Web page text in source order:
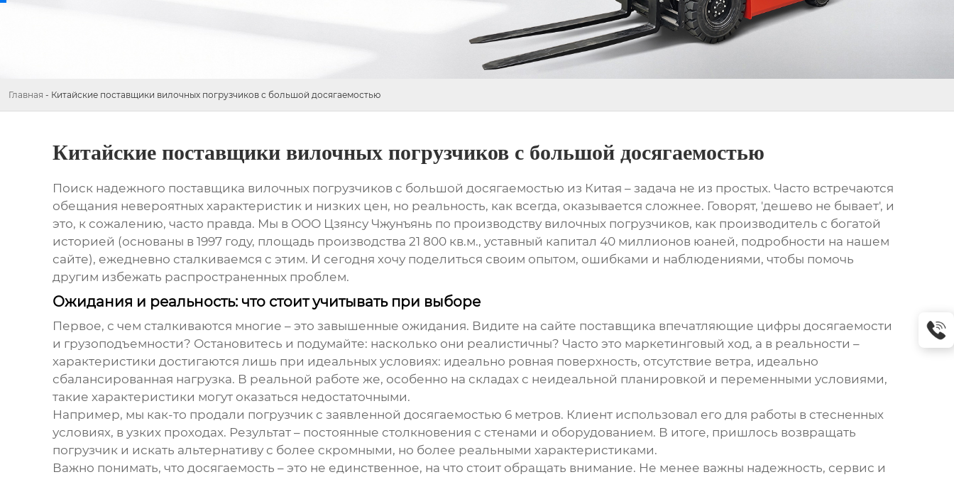
Главная - Китайские поставщики вилочных погрузчиков с большой досягаемостью
Китайские поставщики вилочных погрузчиков с большой досягаемостью
Поиск надежного поставщика вилочных погрузчиков с большой досягаемостью из Китая – задача не из простых. Часто встречаются
обещания невероятных характеристик и низких цен, но реальность, как всегда, оказывается сложнее. Говорят, 'дешево не бывает', и
это, к сожалению, часто правда. Мы в ООО Цзянсу Чжунъянь по производству вилочных погрузчиков, как производитель с богатой
историей (основаны в 1997 году, площадь производства 21 800 кв.м., уставный капитал 40 миллионов юаней, подробности на нашем
сайте), ежедневно сталкиваемся с этим. И сегодня хочу поделиться своим опытом, ошибками и наблюдениями, чтобы помочь
другим избежать распространенных проблем.
Ожидания и реальность: что стоит учитывать при выборе
Первое, с чем сталкиваются многие – это завышенные ожидания. Видите на сайте поставщика впечатляющие цифры досягаемости
и грузоподъемности? Остановитесь и подумайте: насколько они реалистичны? Часто это маркетинговый ход, а в реальности –
характеристики достигаются лишь при идеальных условиях: идеально ровная поверхность, отсутствие ветра, идеально
сбалансированная нагрузка. В реальной работе же, особенно на складах с неидеальной планировкой и переменными условиями,
такие характеристики могут оказаться недостаточными.
Например, мы как-то продали погрузчик с заявленной досягаемостью 6 метров. Клиент использовал его для работы в стесненных
условиях, в узких проходах. Результат – постоянные столкновения с стенами и оборудованием. В итоге, пришлось возвращать
погрузчик и искать альтернативу с более скромными, но более реальными характеристиками.
Важно понимать, что досягаемость – это не единственное, на что стоит обращать внимание. Не менее важны надежность, сервис и